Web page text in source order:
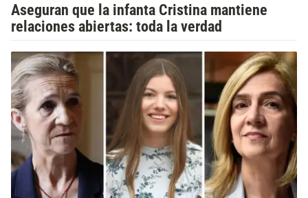
Aseguran que la infanta Cristina mantiene
relaciones abiertas: toda la verdad